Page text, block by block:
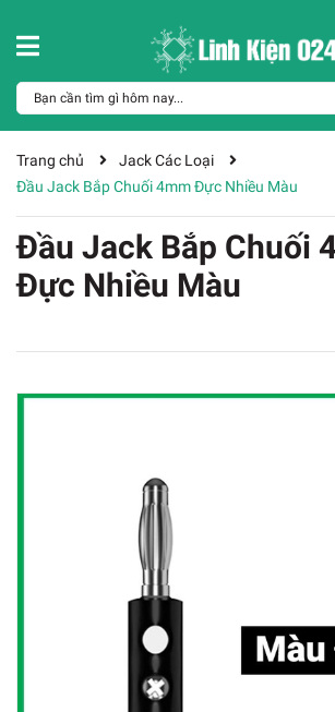
Trang chủ
Jack Các Loại
Đầu Jack Bắp Chuối 4mm Đực Nhiều Màu
Đầu Jack Bắp Chuối
Đực Nhiều Màu